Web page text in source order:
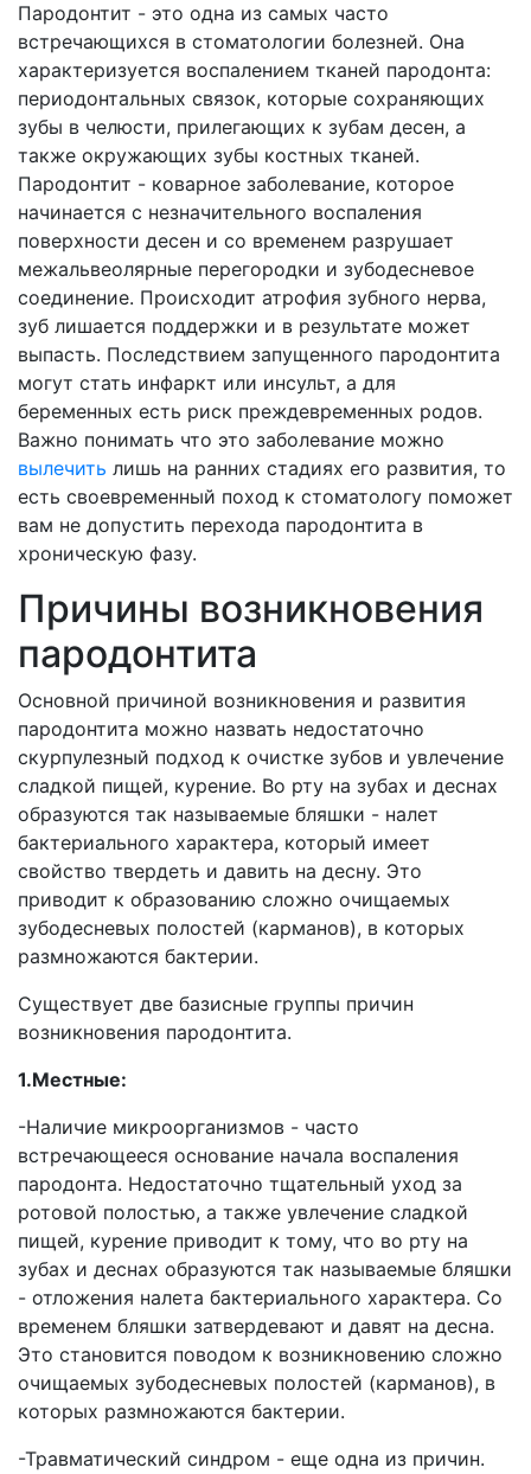
Пародонтит - это одна из самых часто
встречающихся в стоматологии болезней. Она
характеризуется воспалением тканей пародонта:
периодонтальных связок, которые сохраняющих
зубы в челюсти, прилегающих к зубам десен, а
также окружающих зубы костных тканей.
Пародонтит - коварное заболевание, которое
начинается с незначительного воспаления
поверхности десен и со временем разрушает
межальвеолярные перегородки и зубодесневое
соединение. Происходит атрофия зубного нерва,
зуб лишается поддержки и в результате может
выпасть. Последствием запущенного пародонтита
могут стать инфаркт или инсульт, а для
беременных есть риск преждевременных родов.
Важно понимать что это заболевание можно
вылечить лишь на ранних стадиях его развития, то
есть своевременный поход к стоматологу поможет
вам не допустить перехода пародонтита в
хроническую фазу.
Причины возникновения
пародонтита
Основной причиной возникновения и развития
пародонтита можно назвать недостаточно
скурпулезный подход к очистке зубов и увлечение
сладкой пищей, курение. Во рту на зубах и деснах
образуются так называемые бляшки - налет
бактериального характера, который имеет
свойство твердеть и давить на десну. Это
приводит к образованию сложно очищаемых
зубодесневых полостей (карманов), в которых
размножаются бактерии.
Существует две базисные группы причин
возникновения пародонтита.
1.Местные:
-Наличие микроорганизмов - часто
встречающееся основание начала воспаления
пародонта. Недостаточно тщательный уход за
ротовой полостью, а также увлечение сладкой
пищей, курение приводит к тому, что во рту на
зубах и деснах образуются так называемые бляшки
- отложения налета бактериального характера. Со
временем бляшки затвердевают и давят на десна.
Это становится поводом к возникновению сложно
очищаемых зубодесневых полостей (карманов), в
которых размножаются бактерии.
-Травматический синдром - еще одна из причин.